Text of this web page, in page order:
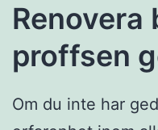
Renovera
proffsen
Om du inte har